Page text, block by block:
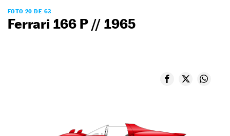
FOTO 20 DE 63
Ferrari 166 P // 1965